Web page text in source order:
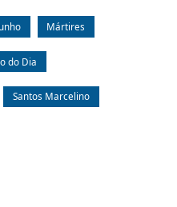
Mártires
do Dia
Santos Marcelino